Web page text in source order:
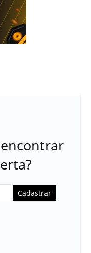
Cadastrar